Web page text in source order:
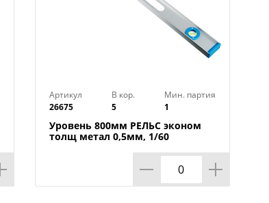
Артикул
26675
В кор.
5
Мин. партия
1
Уровень 800мм РЕЛЬС эконом
толщ метал 0,5мм, 1/60